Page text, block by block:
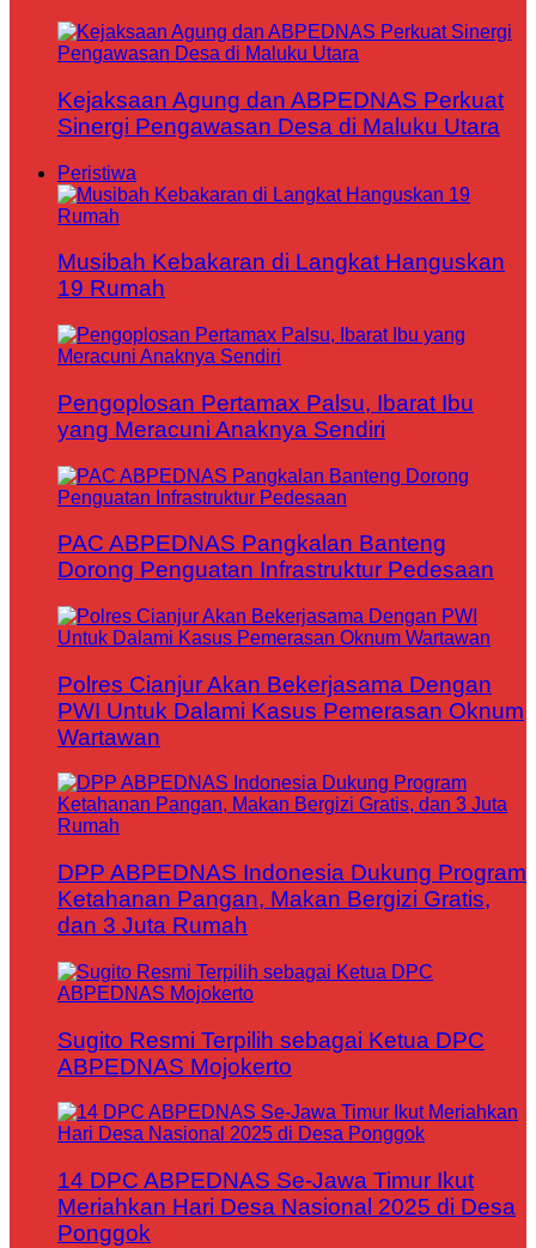
Kejaksaan Agung dan ABPEDNAS Perkuat
Sinergi Pengawasan Desa di Maluku Utara
Peristiwa
Musibah Kebakaran di Langkat Hanguskan
19 Rumah
Pengoplosan Pertamax Palsu, Ibarat Ibu
yang Meracuni Anaknya Sendiri
PAC ABPEDNAS Pangkalan Banteng
Dorong Penguatan Infrastruktur Pedesaan
Polres Cianjur Akan Bekerjasama Dengan
PWI Untuk Dalami Kasus Pemerasan Oknum
Wartawan
DPP ABPEDNAS Indonesia Dukung Program
Ketahanan Pangan, Makan Bergizi Gratis,
dan 3 Juta Rumah
Sugito Resmi Terpilih sebagai Ketua DPC
ABPEDNAS Mojokerto
14 DPC ABPEDNAS Se-Jawa Timur Ikut
Meriahkan Hari Desa Nasional 2025 di Desa
Ponggok